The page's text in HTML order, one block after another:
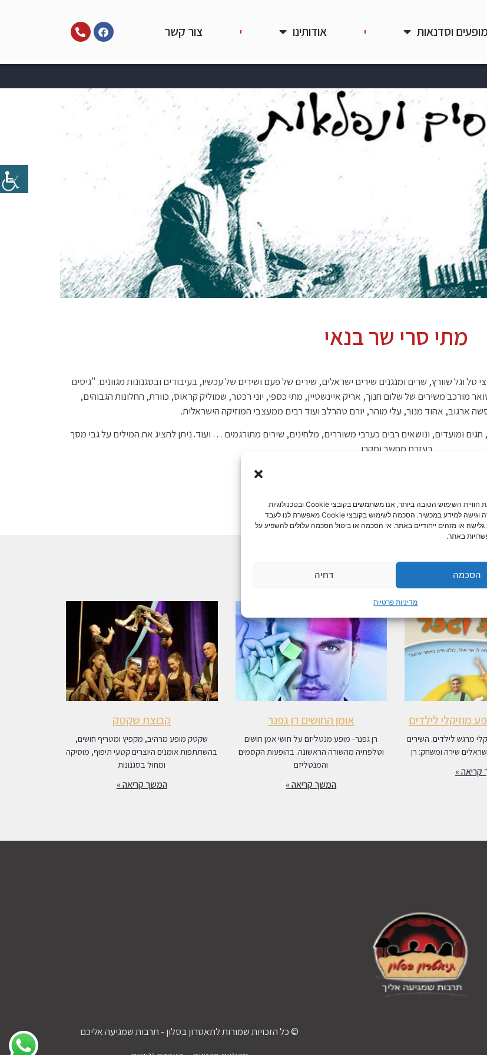
כדי להעניק לכם את חוויית השימוש הטובה ביותר, אנו משתמשים בקובצי Cookie ובטכנולוגיות
דומות לצורך שמירה וגישה למידע במכשיר. הסכמה לשימוש בקובצי Cookie מאפשרת לנו לעבד
גלישה או מזהים ייחודיים באתר. אי הסכמה או ביטול הסכמה עלולים להשפיע על
באתר.
הסכמה דחיה
מדיניות פרטיות
וסדנאות אודותינו צור קשר
מתי סרי שר בנאי
וגל שוורץ, שרים ומנגנים שירים ישראלים, שירים של פעם ושירים של עכשיו, בעיבודים ובסגנונות מגוונים. "גיסים
משירים של שלום חנוך, אריק איינשטיין, מתי כספי, יוני רכטר, שמוליק קראוס, כוורת, החלונות הגבוהים,
ארגוב, אהוד מנור, עלי מוהר, יורם טהרלב ועוד רבים ממעצבי המוזיקה הישראלית.
ומועדים, ונושאים רבים כערבי משוררים, מלחינים, שירים מתורגמים … ועוד. ניתן להציג את המילים על גבי מסך
בעזרת מחשב ומקרן.
אירועים דומים
מוזיקלי לילדים
מרגש לילדים. השירים
שירה ומשחק: רן
»
אומן החושים רן גפנר
רן גפנר- מופע מנטליזם על חושי אמן חושים
וטלפתיה מהשורה הראשונה. בהופעות הקסמים
והמנטליזם
המשך קריאה »
קבוצת שקטק
שקטק מופע מרהיב, מקפיץ ומטריף חושים,
בהשתתפות אומנים היוצרים קטעי תיפוף, מוסיקה
ומחול בסגנונות
המשך קריאה »
© כל הזכויות שמורות לתאטרון בסלון - תרבות שמגיעה אליכם